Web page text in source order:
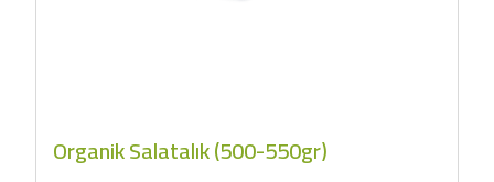
Organik Salatalık (500-550gr)